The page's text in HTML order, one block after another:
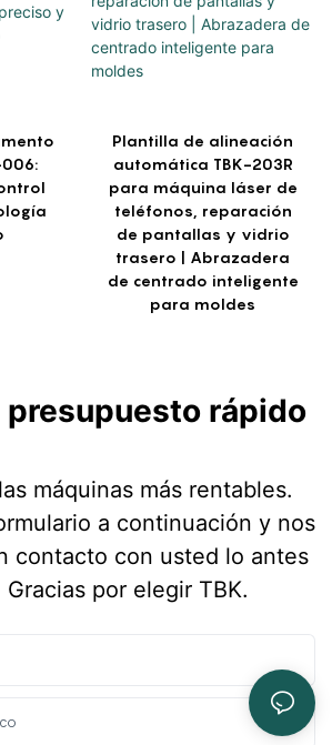
Plantilla de alineación
automática TBK-203R
para máquina láser de
teléfonos, reparación
de pantallas y vidrio
trasero | Abrazadera
de centrado inteligente
para moldes
presupuesto rápido
máquinas más rentables.
a continuación y nos
contacto con usted lo antes
por elegir TBK.